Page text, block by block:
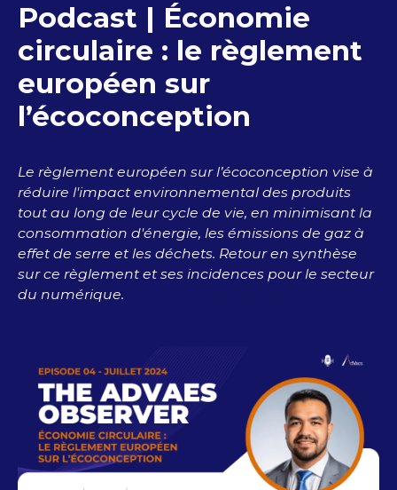
Podcast | Économie
circulaire : le règlement
européen sur
l’écoconception
Le règlement européen sur l’écoconception vise à
réduire l'impact environnemental des produits
tout au long de leur cycle de vie, en minimisant la
consommation d'énergie, les émissions de gaz à
effet de serre et les déchets. Retour en synthèse
sur ce règlement et ses incidences pour le secteur
du numérique.